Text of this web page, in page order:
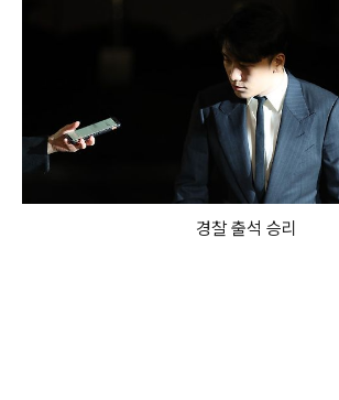
경찰 출석 승리